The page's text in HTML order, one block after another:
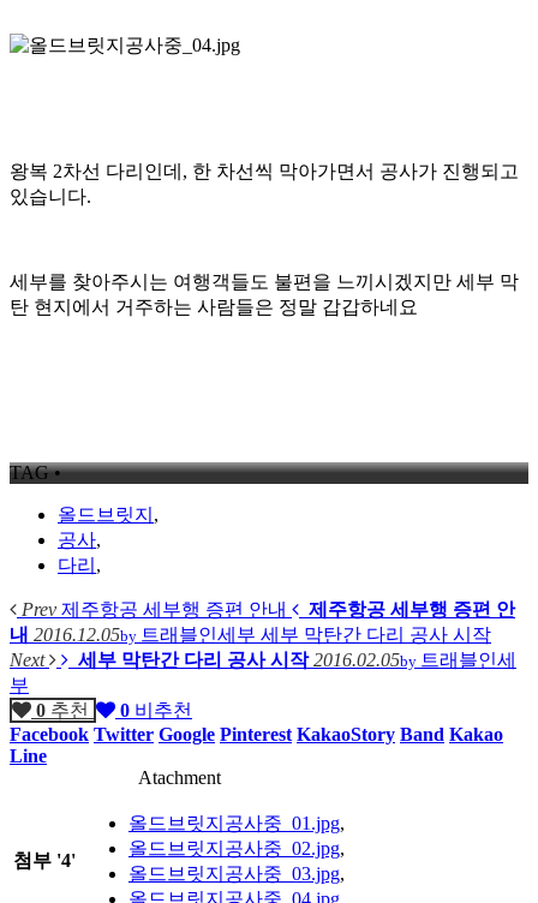
왕복 2차선 다리인데, 한 차선씩 막아가면서 공사가 진행되고
있습니다.
세부를 찾아주시는 여행객들도 불편을 느끼시겠지만 세부 막
탄 현지에서 거주하는 사람들은 정말 갑갑하네요
TAG •
올드브릿지 ,
공사,
다리 ,
Prev 제주항공 세부행 증편 안내
제주항공 세부행 증편 안
내 2016.12.05by 트래블인세부 세부 막탄간 다리 공사 시작
Next
세부 막탄간 다리 공사 시작 2016.02.05by 트래블인세
부
0 추천 0 비추천
Facebook Twitter Google Pinterest KakaoStory Band Kakao
Line
Atachment
첨부 '4'
올드브릿지공사중_01.jpg,
올드브릿지공사중_02.jpg,
올드브릿지공사중_03.jpg,
올드브릿지공사중_04.jpg